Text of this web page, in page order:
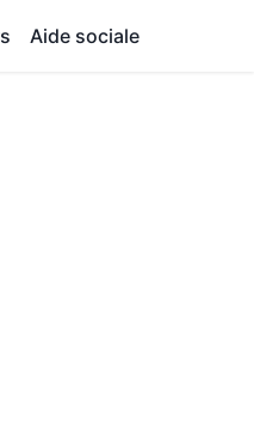
Aide sociale